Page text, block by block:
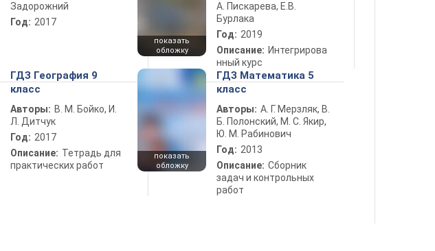
Задорожний
Год: 2017
показать
обложку
А. Пискарева, Е.В.
Бурлака
Год: 2019
Описание: Интегрирова
нный курс
ГДЗ География 9
класс
Авторы: В. М. Бойко, И.
Л. Дитчук
Год: 2017
Описание: Тетрадь для
практических работ
показать
обложку
ГДЗ Математика 5
класс
Авторы: А. Г. Мерзляк, В.
Б. Полонский, М. С. Якир,
Ю. М. Рабинович
Год: 2013
Описание: Сборник
задач и контрольных
работ